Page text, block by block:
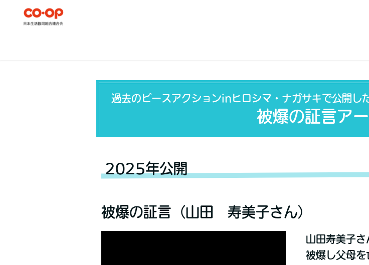
過去のピースアクションinヒロシマ・ナガサキで公開し
被爆の証言ア
2025年公開
被爆の証言（山田 寿美子さん）
山田寿美子
被爆し父母